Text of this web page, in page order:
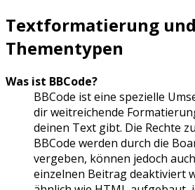
Textformatierung und
Thementypen
Was ist BBCode?
BBCode ist eine spezielle
dir weitreichende
deinen Text gibt. Die Rechte
BBCode werden durch die
vergeben, können jedoch
einzelnen Beitrag deaktiviert